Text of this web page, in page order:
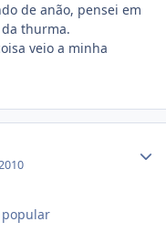
de anão, pensei em
thurma.
veio a minha
popular